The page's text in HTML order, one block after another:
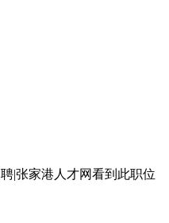
|张家港人才网看到此职位